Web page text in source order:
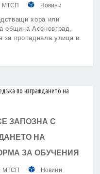
МТСП Новини
хора или
община Асеновград,
за пропаднала улица в
ЗАПОЗНА С
НА
ЗА ОБУЧЕНИЯ
МТСП Новини